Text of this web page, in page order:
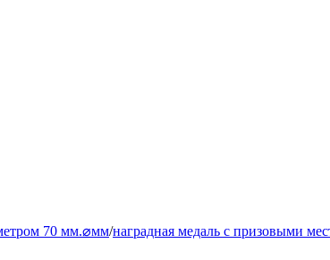
70 мм.⌀мм/наградная медаль с призовыми